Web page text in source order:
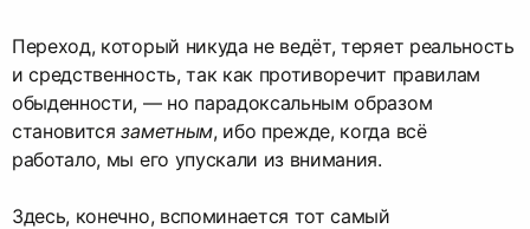
Переход, который никуда не ведёт, теряет реальность
и средственность, так как противоречит правилам
обыденности, — но парадоксальным образом
становитсязаметным, ибо прежде, когда всё
работало, мы его упускали из внимания.
Здесь, конечно, вспоминается тот самый